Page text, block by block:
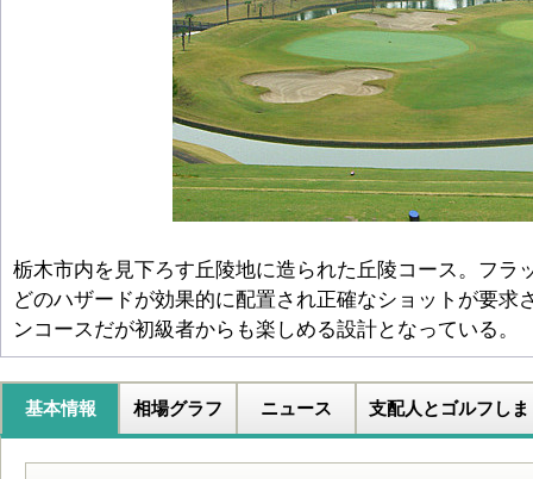
栃木市内を見下ろす丘陵地に造られた丘陵コース。フラ
どのハザードが効果的に配置され正確なショットが要
ンコースだが初級者からも楽しめる設計となっている。
基本情報 相場グラフ ニュース 支配人とゴルフしま